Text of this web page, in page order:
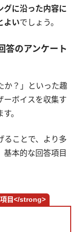
グに沿った内容に
よいでしょう。
答のアンケート
か？」といった趣
ーボイスを収集す
。
ることで、より多
基本的な回答項目
目</strong>